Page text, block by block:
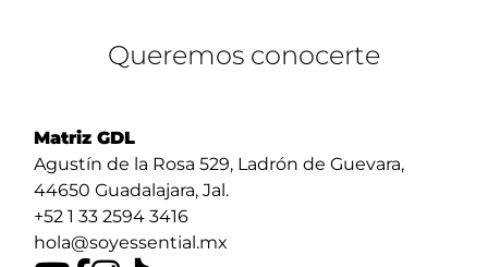
Queremos conocerte
Matriz GDL
Agustín de la Rosa 529, Ladrón de Guevara,
44650 Guadalajara, Jal.
+52 1 33 2594 3416
hola@soyessential.mx